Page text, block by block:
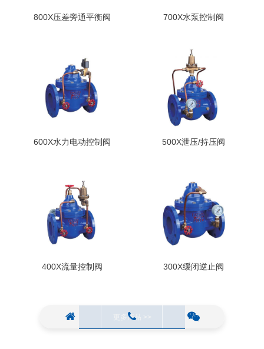
800X压差旁通平衡阀 700X水泵控制阀
600X水力电动控制阀 500X泄压/持压阀
400X流量控制阀 300X缓闭逆止阀
更多产品 >>